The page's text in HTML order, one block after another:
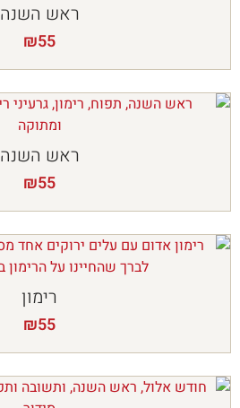
ראש השנה
₪55
ראש השנה
₪55
רימון
₪55